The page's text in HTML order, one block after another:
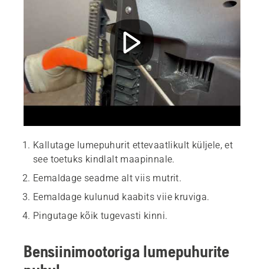
Kallutage lumepuhurit ettevaatlikult küljele, et
see toetuks kindlalt maapinnale.
Eemaldage seadme alt viis mutrit.
Eemaldage kulunud kaabits viie kruviga.
Pingutage kõik tugevasti kinni.
Bensiinimootoriga lumepuhurite